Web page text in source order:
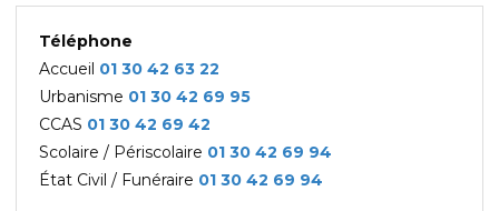
Téléphone
Accueil 01 30 42 63 22
Urbanisme 01 30 42 69 95
CCAS 01 30 42 69 42
Scolaire / Périscolaire 01 30 42 69 94
État Civil / Funéraire 01 30 42 69 94